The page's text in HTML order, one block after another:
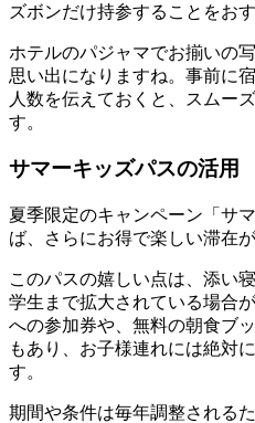
ズボンだけ持参することをお
ホテルのパジャマでお揃いの
思い出になりますね。事前に
人数を伝えておくと、スムー
す。
サマーキッズパスの活用
夏季限定のキャンペーン「サ
ば、さらにお得で楽しい滞在が
このパスの嬉しい点は、添い
学生まで拡大されている場合
への参加券や、無料の朝食ブ
もあり、お子様連れには絶対
す。
期間や条件は毎年調整される